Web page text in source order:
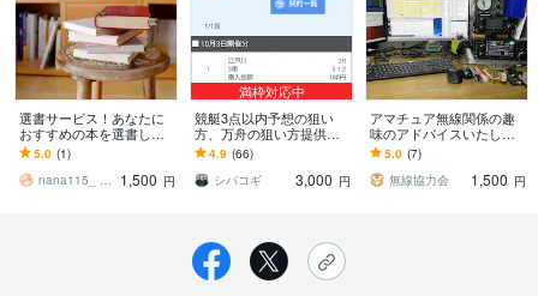
選書サービス！あなたに
おすすめの本を選書しま
す 年間100冊以上読破！
読書家があなたにぴった
りの本を選びます
5.0 (1)
nana115_ 綴ノ間║物語工房
1,500 円
満枠対応中
競艇3点以内予想の狙い
方、万舟の狙い方提供し
ます 10/3 自己購入最高配
当10万舟 3点102620円的
中！
4.9 (66)
シバコギ
3,000 円
アマチュア無線関係の趣
味のアドバイスいたしま
す 。アマチュア無線局を
開局し、無線に出て楽し
んでみませんか。
5.0 (7)
無線協力会
1,500 円